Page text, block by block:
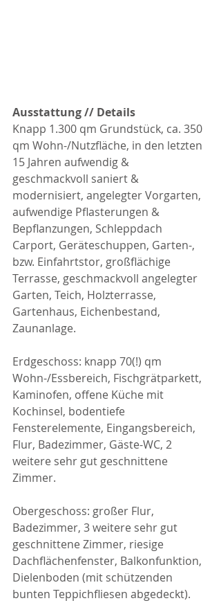
Ausstattung // Details
Knapp 1.300 qm Grundstück, ca. 350
qm Wohn-/Nutzfläche, in den letzten
15 Jahren aufwendig &
geschmackvoll saniert &
modernisiert, angelegter Vorgarten,
aufwendige Pflasterungen &
Bepflanzungen, Schleppdach
Carport, Geräteschuppen, Garten-,
bzw. Einfahrtstor, großflächige
Terrasse, geschmackvoll angelegter
Garten, Teich, Holzterrasse,
Gartenhaus, Eichenbestand,
Zaunanlage.
Erdgeschoss: knapp 70(!) qm
Wohn-/Essbereich, Fischgrätparkett,
Kaminofen, offene Küche mit
Kochinsel, bodentiefe
Fensterelemente, Eingangsbereich,
Flur, Badezimmer, Gäste-WC, 2
weitere sehr gut geschnittene
Zimmer.
Obergeschoss: großer Flur,
Badezimmer, 3 weitere sehr gut
geschnittene Zimmer, riesige
Dachflächenfenster, Balkonfunktion,
Dielenboden (mit schützenden
bunten Teppichfliesen abgedeckt).